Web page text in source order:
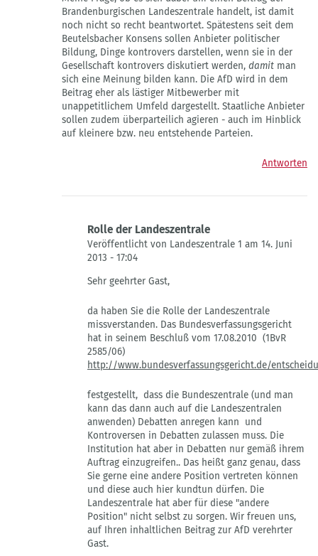
zur
Debatte
von
Landeszentrale
1
Brandenburgischen Landeszentrale handelt, ist damit
noch nicht so recht beantwortet. Spätestens seit dem
Beutelsbacher Konsens sollen Anbieter politischer
Bildung, Dinge kontrovers darstellen, wenn sie in der
Gesellschaft kontrovers diskutiert werden, damit man
sich eine Meinung bilden kann. Die AfD wird in dem
Beitrag eher als lästiger Mitbewerber mit
unappetitlichem Umfeld dargestellt. Staatliche Anbieter
sollen zudem überparteilich agieren - auch im Hinblick
auf kleinere bzw. neu entstehende Parteien.
Antworten
Rolle der Landeszentrale
Veröffentlicht von Landeszentrale 1 am 14. Juni
2013 - 17:04
auf
Frage,
ob
es
sich
dabei
Gast
Sehr geehrter Gast,
da haben Sie die Rolle der Landeszentrale
missverstanden. Das Bundesverfassungsgericht
hat in seinem Beschluß vom 17.08.2010 (1BvR
2585/06)
http://www.bundesverfassungsgericht.de/
festgestellt, dass die Bundeszentrale (und man
kann das dann auch auf die Landeszentralen
anwenden) Debatten anregen kann und
Kontroversen in Debatten zulassen muss. Die
Institution hat aber in Debatten nur gemäß ihrem
Auftrag einzugreifen.. Das heißt ganz genau, dass
Sie gerne eine andere Position vertreten können
und diese auch hier kundtun dürfen. Die
Landeszentrale hat aber für diese "andere
Position" nicht selbst zu sorgen. Wir freuen uns,
auf Ihren inhaltlichen Beitrag zur AfD verehrter
Gast.